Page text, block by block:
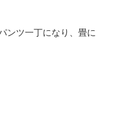
ンツ一丁になり、畳に